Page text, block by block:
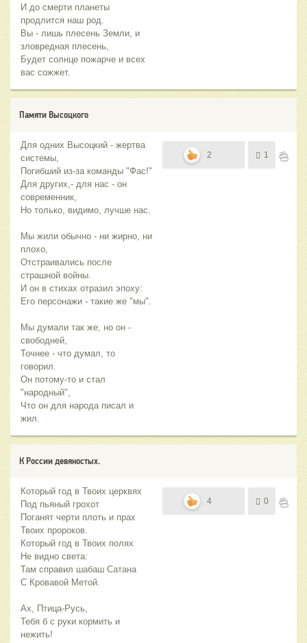
И до смерти планеты
продлится наш род.
Вы - лишь плесень Земли, и
зловредная плесень,
Будет солнце пожарче и всех
вас сожжет.
Памяти Высоцкого
Для одних Высоцкий - жертва
системы,
Погибший из-за команды "Фас!"
Для других,- для нас - он
современник,
Но только, видимо, лучше нас.
Мы жили обычно - ни жирно, ни
плохо,
Отстраивались после
страшной войны.
И он в стихах отразил эпоху:
Его персонажи - такие же "мы".
Мы думали так же, но он -
свободней,
Точнее - что думал, то
говорил.
Он потому-то и стал
"народный",
Что он для народа писал и
жил.
2 1
К России девяностых.
Который год в Твоих церквях
Под пьяный грохот
Поганят черти плоть и прах
Твоих пророков.
Который год в Твоих полях
Не видно света:
Там справил шабаш Сатана
С Кровавой Метой.
Ах, Птица-Русь,
Тебя б с руки кормить и
нежить!
4 0